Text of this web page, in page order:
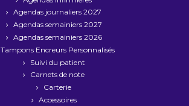
Agendas journaliers 2027
Agendas semainiers 2027
Agendas semainiers 2026
Tampons Encreurs Personnalisés
Suivi du patient
Carnets de note
Carterie
Accessoires